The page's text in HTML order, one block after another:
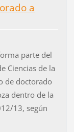
a
parte del
Ciencias de la
de doctorado
dentro de la
13, según